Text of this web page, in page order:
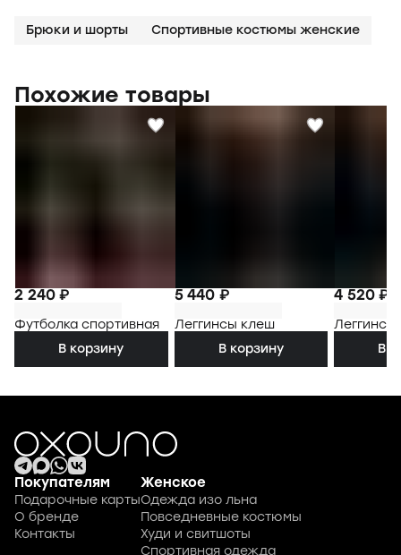
Брюки и шорты Спортивные костюмы женские
Похожие товары
2 240 ₽
Футболка спортивная
В корзину
5 440 ₽
Леггинсы клеш
В корзину
4 520 ₽
В
Покупателям
Подарочные карты
О бренде
Контакты
Женское
Одежда изо льна
Повседневные костюмы
Худи и свитшоты
Спортивная одежда